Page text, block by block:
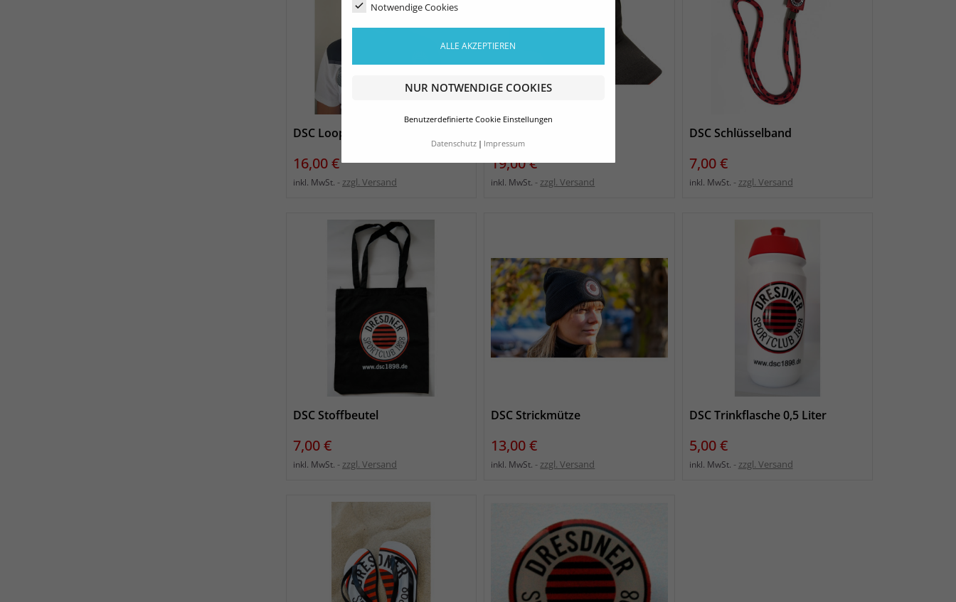
Notwendige Cookies
ALLE AKZEPTIEREN
NUR NOTWENDIGE COOKIES
Benutzerdefinierte Cookie Einstellungen
Datenschutz Impressum
DSC Loop-Schal
Preis
16,00 €
inkl. MwSt. zzgl. Versand
Preis
19,00 €
inkl. MwSt. zzgl. Versand
DSC Schlüsselband
Preis
7,00 €
inkl. MwSt. zzgl. Versand
DSC Stoffbeutel
Preis
7,00 €
inkl. MwSt. zzgl. Versand
DSC Strickmütze
Preis
13,00 €
inkl. MwSt. zzgl. Versand
DSC Trinkflasche 0,5 Liter
Preis
5,00 €
inkl. MwSt. zzgl. Versand